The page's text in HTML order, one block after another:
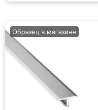
Образец в магазине